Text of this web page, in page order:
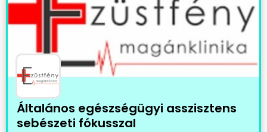
Általános egészségügyi asszisztens
sebészeti fókusszal